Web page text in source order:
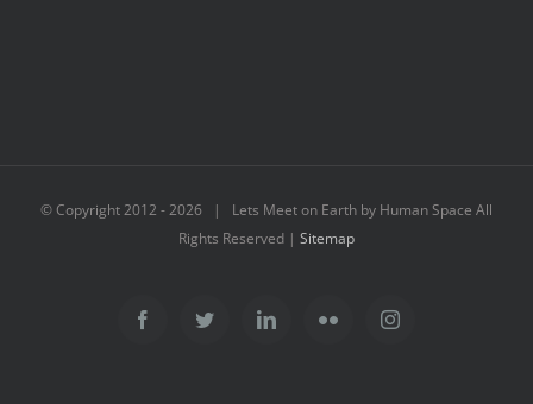
© Copyright 2012 -2026 | Lets Meet on Earth by Human Space All
Rights Reserved | Sitemap
FacebookTwitter LinkedInFlickr Instagram